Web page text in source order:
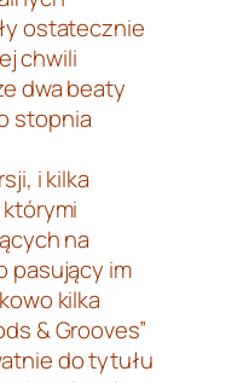
ostatecznie
chwili
dwa beaty
stopnia
i kilka
na
pasujący im
kilka
& Grooves”
do tytułu